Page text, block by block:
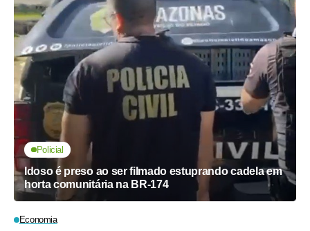
Policial
Idoso é preso ao ser filmado estuprando cadela em
horta comunitária na BR-174
Economia